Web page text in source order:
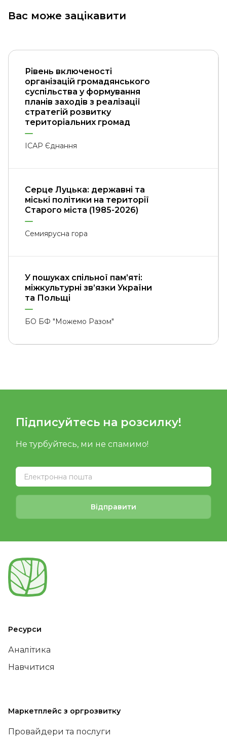
Вас може зацікавити
Рівень включеності
організацій громадянського
суспільства у формування
планів заходів з реалізації
стратегій розвитку
територіальних громад
ІСАР Єднання
Серце Луцька: державні та
міські політики на території
Старого міста (1985-2026)
Семиярусна гора
У пошуках спільної пам’яті:
міжкультурні зв’язки України
та Польщі
БО БФ "Можемо Разом"
Підписуйтесь на розсилку!
Не турбуйтесь, ми не спамимо!
Відправити
Ресурси
Аналітика
Навчитися
Маркетплейс з оргрозвитку
Провайдери та послуги